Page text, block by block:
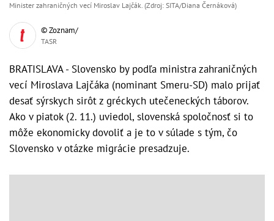
Minister zahraničných vecí Miroslav Lajčák. (Zdroj: SITA/Diana Černáková)
© Zoznam/
TASR
BRATISLAVA - Slovensko by podľa ministra zahraničných
vecí Miroslava Lajčáka (nominant Smeru-SD) malo prijať
desať sýrskych sirôt z gréckych utečeneckých táborov.
Ako v piatok (2. 11.) uviedol, slovenská spoločnosť si to
môže ekonomicky dovoliť a je to v súlade s tým, čo
Slovensko v otázke migrácie presadzuje.